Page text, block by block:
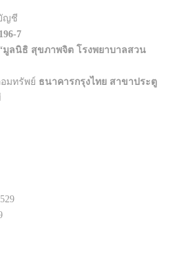
ญชี
7
มูลนิธิ สุขภาพจิต โรงพยาบาลสวน
มทรัพย์ ธนาคารกรุงไทย สาขาประตู